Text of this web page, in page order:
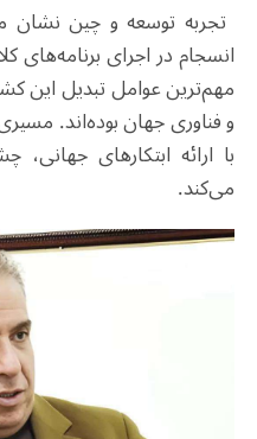
تجربه توسعه و چین نشان
انسجام در اجرای برنامه‌های
مهم‌ترین عوامل تبدیل این
و فناوری جهان بوده‌اند.
با ارائه ابتکارهای
می‌کند.